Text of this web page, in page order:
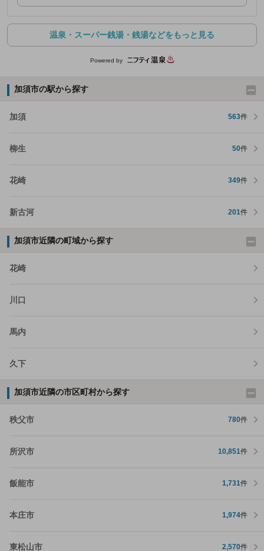
温泉・スーパー銭湯・銭湯などをもっと見る
Powered by
加須市の駅から探す
加須 563件
柳生 50件
花崎 349件
新古河 201件
加須市近隣の町域から探す
花崎
川口
馬内
久下
加須市近隣の市区町村から探す
秩父市 780件
所沢市 10,851件
飯能市 1,731件
本庄市 1,974件
東松山市 2,570件